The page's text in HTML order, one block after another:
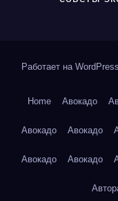
Работает на WordPress
Home Авокадо
Авокадо Авокадо
Авокадо Авокадо